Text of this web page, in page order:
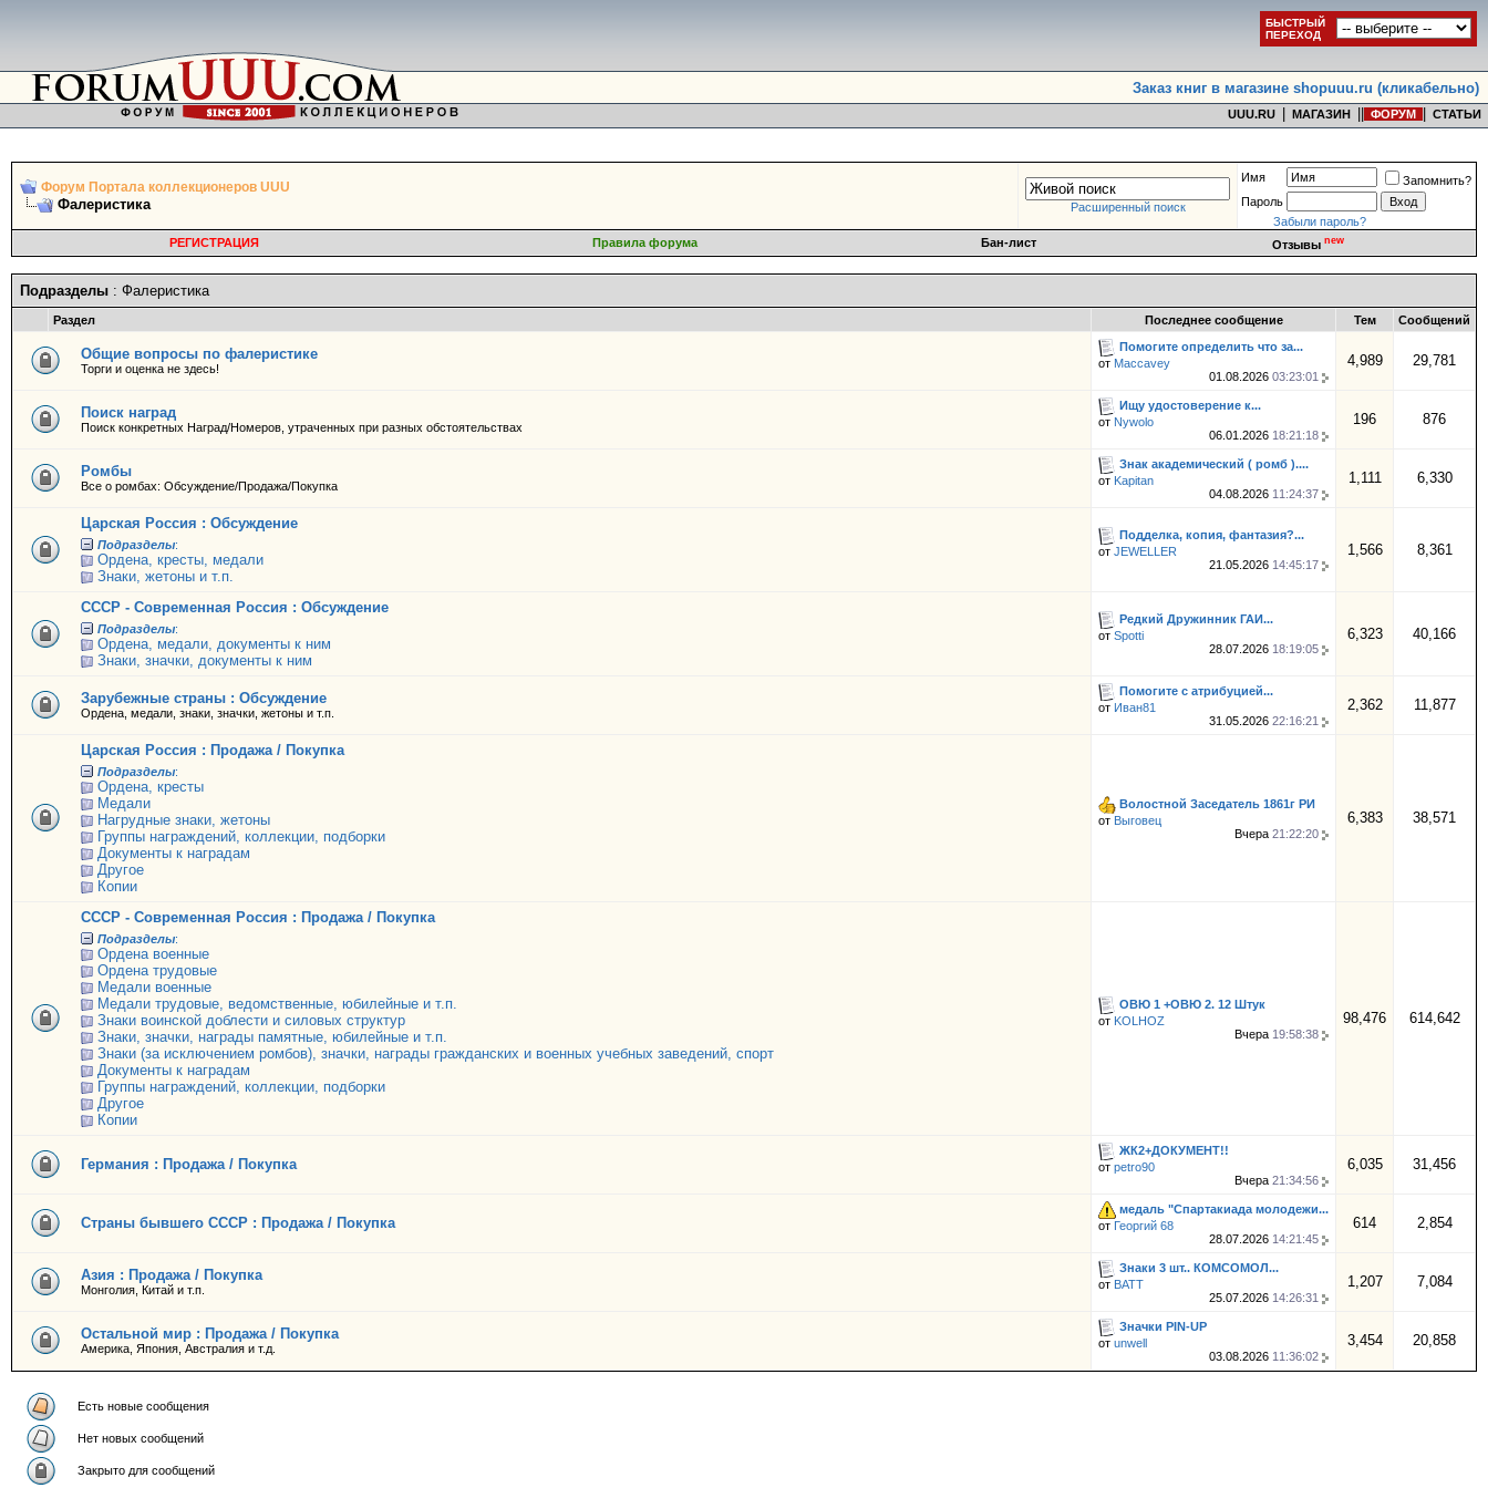
БЫСТРЫЙ
ПЕРЕХОД
Заказ книг в магазине shopuuu.ru (кликабельно)
UUU.RU МАГАЗИН ФОРУМ СТАТЬИ
Форум Портала коллекционеров UUU
Фалеристика Расширенный поиск
Имя
Запомнить?
Пароль
Забыли пароль?
РЕГИСТРАЦИЯ
Правила форума Бан-лист Отзывы new
Подразделы : Фалеристика
Раздел Последнее сообщение Тем Сообщений
Общие вопросы по фалеристике
Торги и оценка не здесь!
Помогите определить что за...
от Maccavey
01.08.2026 03:23:01
4,989 29,781
Поиск наград
Поиск конкретных Наград/Номеров, утраченных при разных обстоятельствах
Ищу удостоверение к...
от Nywolo
06.01.2026 18:21:18
196 876
Ромбы
Все о ромбах: Обсуждение/Продажа/Покупка
Знак академический ( ромб )....
от Kapitan
04.08.2026 11:24:37
1,111 6,330
Царская Россия : Обсуждение
Подразделы:
Ордена, кресты, медали
Знаки, жетоны и т.п.
Подделка, копия, фантазия?...
от JEWELLER
21.05.2026 14:45:17
1,566 8,361
СССР - Современная Россия : Обсуждение
Подразделы:
Ордена, медали, документы к ним
Знаки, значки, документы к ним
Редкий Дружинник ГАИ...
от Spotti
28.07.2026 18:19:05
6,323 40,166
Зарубежные страны : Обсуждение
Ордена, медали, знаки, значки, жетоны и т.п.
Помогите с атрибуцией...
от Иван81
31.05.2026 22:16:21
2,362 11,877
Царская Россия : Продажа / Покупка
Подразделы:
Ордена, кресты
Медали
Нагрудные знаки, жетоны
Группы награждений, коллекции, подборки
Документы к наградам
Другое
Копии
Волостной Заседатель 1861г РИ
от Выговец
Вчера 21:22:20
6,383 38,571
СССР - Современная Россия : Продажа / Покупка
Подразделы:
Ордена военные
Ордена трудовые
Медали военные
Медали трудовые, ведомственные, юбилейные и т.п.
Знаки воинской доблести и силовых структур
Знаки, значки, награды памятные, юбилейные и т.п.
Знаки (за исключением ромбов), значки, награды гражданских и военных учебных заведений, спорт
Документы к наградам
Группы награждений, коллекции, подборки
Другое
Копии
ОВЮ 1 +ОВЮ 2. 12 Штук
от KOLHOZ
Вчера 19:58:38
98,476 614,642
Германия : Продажа / Покупка
ЖК2+ДОКУМЕНТ!!
от petro90
Вчера 21:34:56
6,035 31,456
Страны бывшего СССР : Продажа / Покупка
медаль "Спартакиада молодежи...
от Георгий 68
28.07.2026 14:21:45
614 2,854
Азия : Продажа / Покупка
Монголия, Китай и т.п.
Знаки 3 шт.. КОМСОМОЛ...
от BATT
25.07.2026 14:26:31
1,207 7,084
Остальной мир : Продажа / Покупка
Америка, Япония, Австралия и т.д.
Значки PIN-UP
от unwell
03.08.2026 11:36:02
3,454 20,858
Есть новые сообщения
Нет новых сообщений
Закрыто для сообщений